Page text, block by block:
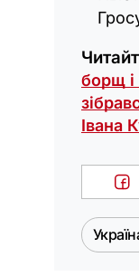
борщ і
Івана